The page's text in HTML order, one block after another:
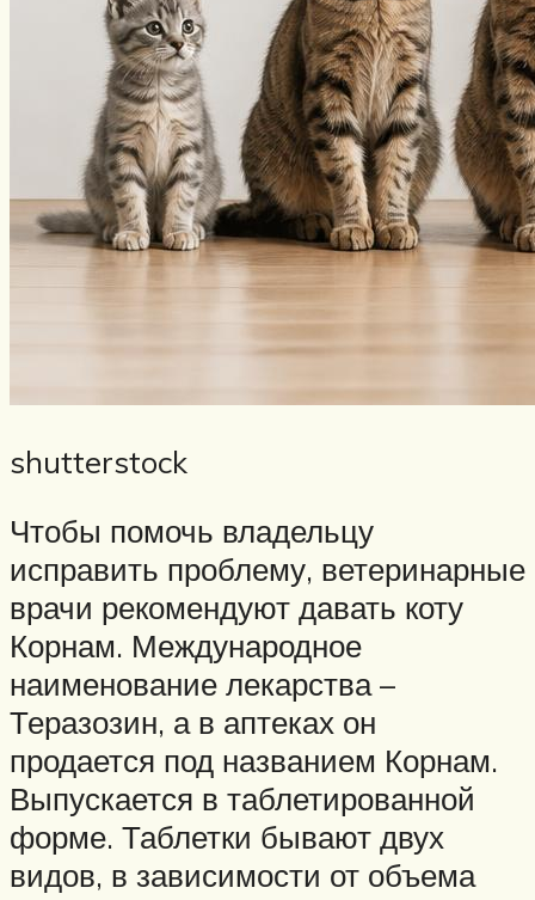
shutterstock
Чтобы помочь владельцу
исправить проблему, ветеринарные
врачи рекомендуют давать коту
Корнам. Международное
наименование лекарства –
Теразозин, а в аптеках он
продается под названием Корнам.
Выпускается в таблетированной
форме. Таблетки бывают двух
видов, в зависимости от объема